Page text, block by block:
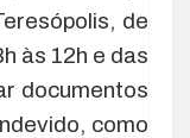
de
às 12h e das
documentos
como